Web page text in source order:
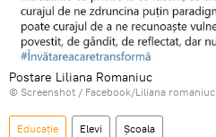
Postare Liliana Romaniuc
© Screenshot / Facebook/Liliana romaniuc
Educație Elevi Școala